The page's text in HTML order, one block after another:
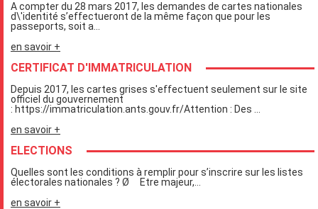
A compter du 28 mars 2017, les demandes de cartes nationales
d\'identité s’effectueront de la même façon que pour les
passeports, soit a...
en savoir +
CERTIFICAT D'IMMATRICULATION
Depuis 2017, les cartes grises s'effectuent seulement sur le site
officiel du gouvernement
: https://immatriculation.ants.gouv.fr/Attention : Des ...
en savoir +
ELECTIONS
Quelles sont les conditions à remplir pour s’inscrire sur les listes
électorales nationales ? Ø Etre majeur,...
en savoir +